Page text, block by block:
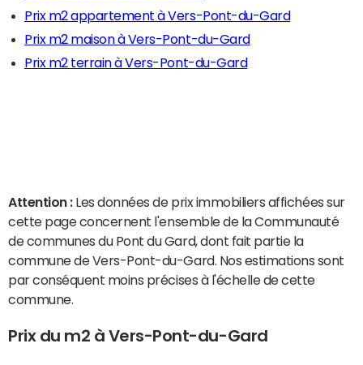
Prix m2 appartement à Vers-Pont-du-Gard
Prix m2 maison à Vers-Pont-du-Gard
Prix m2 terrain à Vers-Pont-du-Gard
Attention : Les données de prix immobiliers affichées sur
cette page concernent l'ensemble de la Communauté
de communes du Pont du Gard, dont fait partie la
commune de Vers-Pont-du-Gard. Nos estimations sont
par conséquent moins précises à l'échelle de cette
commune.
Prix du m2 à Vers-Pont-du-Gard